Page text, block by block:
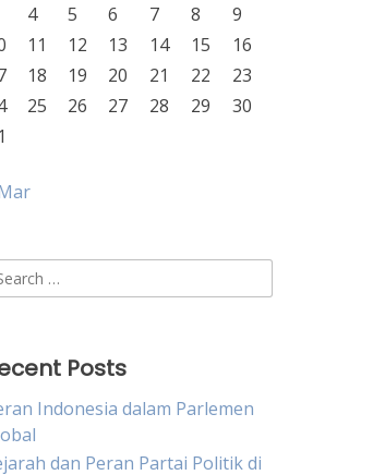
4 5 6 7 8
9
11 12 13 14 15
16
18 19 20 21 22
23
25 26 27 28 29
30
Posts
Indonesia dalam Parlemen
dan Peran Partai Politik di